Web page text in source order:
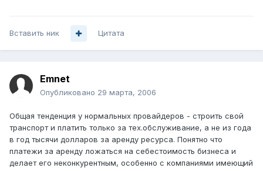
Вставить ник Цитата
Emnet
Опубликовано 29 марта, 2006
Общая тенденция у нормальных провайдеров - строить свой
транспорт и платить только за тех.обслуживание, а не из года
в год тысячи долларов за аренду ресурса. Понятно что
платежи за аренду ложаться на себестоимость бизнеса и
делает его неконкурентным, особенно с компаниями имеющий